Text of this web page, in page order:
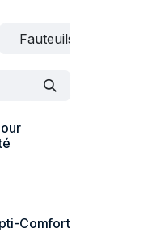
Fauteuils roulants
Comfort